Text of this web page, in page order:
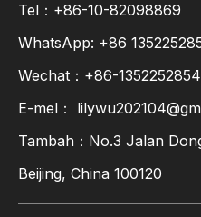
Tel：+86-10-82098869
WhatsApp: +86
Wechat：+86-
E-mel：
Tambah：No.3 Jalan
Beijing, China 100120